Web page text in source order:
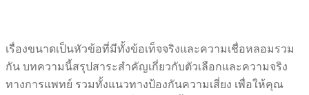
เรื่องขนาดเป็นหัวข้อที่มีทั้งข้อเท็จจริงและความเชื่อหลอมรวม
กัน บทความนี้สรุปสาระสำคัญเกี่ยวกับตัวเลือกและความจริง
ทางการแพทย์ รวมทั้งแนวทางป้องกันความเสี่ยง เพื่อให้คุณ